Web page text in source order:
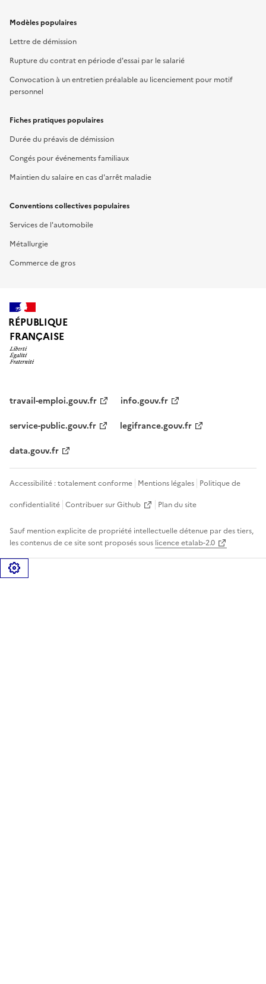
Modèles populaires
Lettre de démission
Rupture du contrat en période d'essai par le salarié
Convocation à un entretien préalable au licenciement pour motif
personnel
Fiches pratiques populaires
Durée du préavis de démission
Congés pour événements familiaux
Maintien du salaire en cas d'arrêt maladie
Conventions collectives populaires
Services de l'automobile
Métallurgie
Commerce de gros
RÉPUBLIQUE
FRANÇAISE
travail-emploi.gouv.fr
info.gouv.fr
service-public.gouv.fr
legifrance.gouv.fr
data.gouv.fr
Accessibilité : totalement conforme Mentions légales Politique de
confidentialité Contribuer sur Github Plan du site
Sauf mention explicite de propriété intellectuelle détenue par des tiers,
les contenus de ce site sont proposés sous licence etalab-2.0
Gérer les cookies